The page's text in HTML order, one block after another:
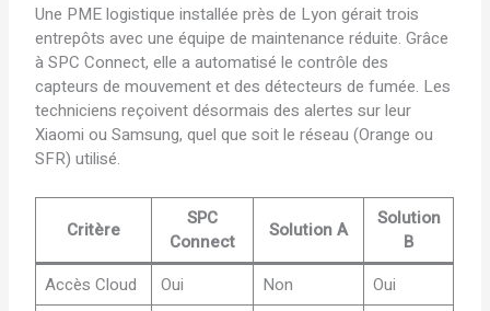
Une PME logistique installée près de Lyon gérait trois
entrepôts avec une équipe de maintenance réduite. Grâce
à SPC Connect, elle a automatisé le contrôle des
capteurs de mouvement et des détecteurs de fumée. Les
techniciens reçoivent désormais des alertes sur leur
Xiaomi ou Samsung, quel que soit le réseau (Orange ou
SFR) utilisé.
Critère
SPC
Connect
Solution A
Solution
B
Accès Cloud
Oui Non
Oui